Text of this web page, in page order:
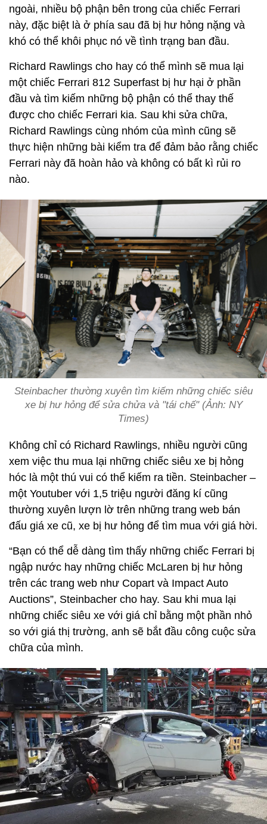
ngoài, nhiều bộ phận bên trong của chiếc Ferrari
này, đặc biệt là ở phía sau đã bị hư hỏng nặng và
khó có thể khôi phục nó về tình trạng ban đầu.
Richard Rawlings cho hay có thể mình sẽ mua lại
một chiếc Ferrari 812 Superfast bị hư hại ở phần
đầu và tìm kiếm những bộ phận có thể thay thế
được cho chiếc Ferrari kia. Sau khi sửa chữa,
Richard Rawlings cùng nhóm của mình cũng sẽ
thực hiện những bài kiểm tra để đảm bảo rằng chiếc
Ferrari này đã hoàn hảo và không có bất kì rủi ro
nào.
Steinbacher thường xuyên tìm kiếm những chiếc siêu
xe bị hư hỏng để sửa chửa và "tái chế" (Ảnh: NY
Times)
Không chỉ có Richard Rawlings, nhiều người cũng
xem việc thu mua lại những chiếc siêu xe bị hỏng
hóc là một thú vui có thể kiếm ra tiền. Steinbacher –
một Youtuber với 1,5 triệu người đăng kí cũng
thường xuyên lượn lờ trên những trang web bán
đấu giá xe cũ, xe bị hư hỏng để tìm mua với giá hời.
“Bạn có thể dễ dàng tìm thấy những chiếc Ferrari bị
ngập nước hay những chiếc McLaren bị hư hỏng
trên các trang web như Copart và Impact Auto
Auctions”, Steinbacher cho hay. Sau khi mua lại
những chiếc siêu xe với giá chỉ bằng một phần nhỏ
so với giá thị trường, anh sẽ bắt đầu công cuộc sửa
chữa của mình.